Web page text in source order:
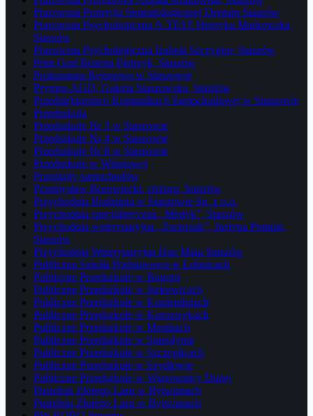
Pracownia Protetyki Stomatologicznej Dentam Staszów
Pracownia Psychologiczna A-TEST Henryka Markowska,
Staszów
Pracownia Psychologiczna Izabela Szczypior, Staszów
Print Graf Bożena Pietrzyk, Staszów
Prokuratura Rejonowa w Staszowie
Prymus-AGD, Galeria Staszowska, Staszów
Przedsiębiorstwo Komunikacji Samochodowej w Staszowie
Przedszkola
Przedszkole Nr 3 w Staszowie
Przedszkole Nr 4 w Staszowie
Przedszkole Nr 8 w Staszowie
Przedszkole w Wiśniowej
Przeglądy samochodów
Przemysław Borowiecki, chirurg, Staszów
Przychodnia Rodzinna w Staszowie Sp. z o.o.
Przychodnia specjalistyczna „Medyk”, Staszów
Przychodnia weterynaryjna „Zwierzak”, Justyna Pomian,
Staszów
Przychodnia Weterynaryjna Hau Miau Staszów
Publiczna Szkoła Podstawowa w Łubnicach
Publiczne Przedszkole w Bogorii
Publiczne Przedszkole w Jurkowicach
Publiczne Przedszkole w Koniemłotach
Publiczne Przedszkole w Kurozwękach
Publiczne Przedszkole w Mostkach
Publiczne Przedszkole w Smerdynie
Publiczne Przedszkole w Szczeglicach
Publiczne Przedszkole w Szydłowie
Publiczne Przedszkole w Wiązownicy Dużej
Pustelnia Złotego Lasu w Rytwianach
Pustelnia Złotego Lasu w Rytwianach